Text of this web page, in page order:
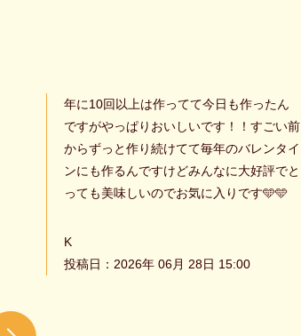
年に10回以上は作ってて今日も作ったん
ですがやっぱりおいしいです！！すごい前
からずっと作り続けてて毎年のバレンタイ
ンにも作るんですけどみんなに大好評でと
っても美味しいのでお気に入りです🩵🩵
K
投稿日：2026年 06月 28日 15:00